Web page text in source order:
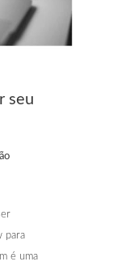
seu
para
é uma